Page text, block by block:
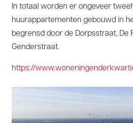
In totaal worden er ongeveer
huurappartementen gebouwd in
begrensd door de Dorpsstraat, De
Genderstraat.
https://